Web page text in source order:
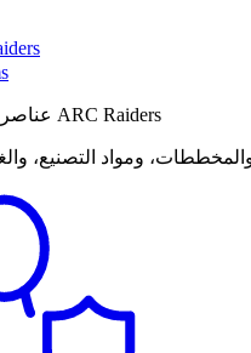
عناصر ومستلزمات ARC Raiders